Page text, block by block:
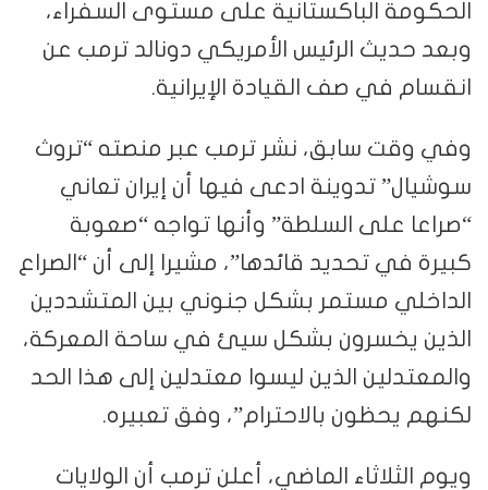
الحكومة الباكستانية على مستوى السفراء،
وبعد حديث الرئيس الأمريكي دونالد ترمب عن
انقسام في صف القيادة الإيرانية.
وفي وقت سابق، نشر ترمب عبر منصته “تروث
سوشيال” تدوينة ادعى فيها أن إيران تعاني
“صراعا على السلطة” وأنها تواجه “صعوبة
كبيرة في تحديد قائدها”، مشيرا إلى أن “الصراع
الداخلي مستمر بشكل جنوني بين المتشددين
الذين يخسرون بشكل سيئ في ساحة المعركة،
والمعتدلين الذين ليسوا معتدلين إلى هذا الحد
لكنهم يحظون بالاحترام”، وفق تعبيره.
ويوم الثلاثاء الماضي، أعلن ترمب أن الولايات